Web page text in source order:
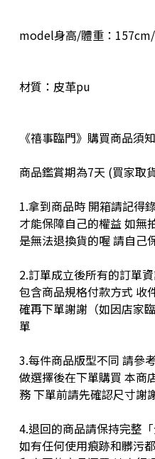
model身高/體重：
材質：皮革pu
《禧事臨門》購買商品須
商品鑑賞期為7天 (買家取
1.拿到商品時 開箱請記得
才能保障自己的權益 如無
是無法退換貨的喔 請自己
2.訂單成立後所有的訂單
包含商品規格付款方式 收
確再下單謝謝（如因店家
單
3.每件商品版型不同 請參
做選擇後在下單購買 本商
務 下單前請先確認尺寸謝
4.退回的商品請保持完整「
如有任何使用痕跡和髒污